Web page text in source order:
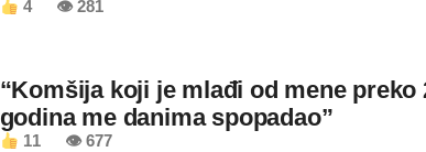
4 👁 281
“Komšija koji je mlađi od mene preko
godina me danima spopadao”
11 👁 677